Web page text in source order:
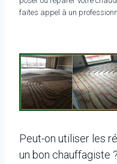
faites appel à un
Peut-on utiliser les
un bon chauffagiste ?